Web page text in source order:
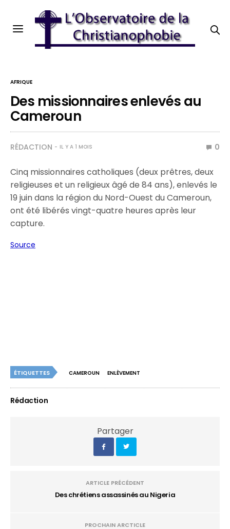
AFRIQUE
Des missionnaires enlevés au
Cameroun
RÉDACTION IL Y A 1 MOIS 0
Cinq missionnaires catholiques (deux prêtres, deux
religieuses et un religieux âgé de 84 ans), enlevés le
19 juin dans la région du Nord-Ouest du Cameroun,
ont été libérés vingt-quatre heures après leur
capture.
Source
ÉTIQUETTES CAMEROUN ENLÈVEMENT
Rédaction
Partager
ARTICLE PRÉCÉDENT
Des chrétiens assassinés au Nigeria
PROCHAIN ARCTICLE